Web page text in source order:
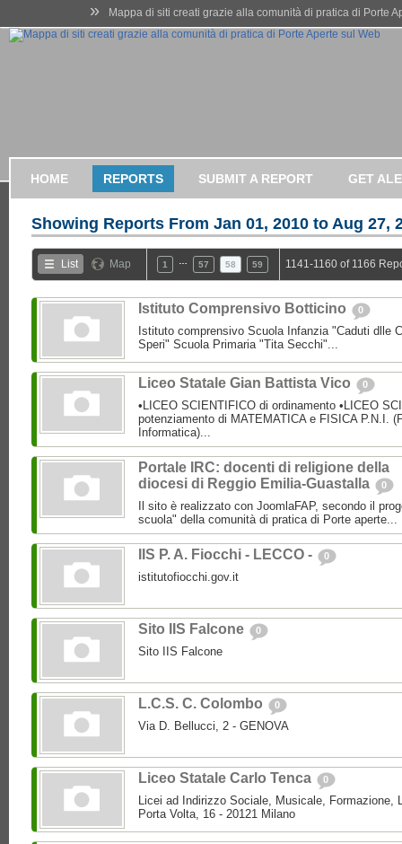
» Mappa di siti creati grazie alla comunità di pratica di Porte
HOME REPORTS SUBMIT A REPORT GET
Showing Reports From Jan 01, 2010 to Aug 27,
List Map 1 57 58 59 1141-1160 of 1166
Istituto Comprensivo Botticino 0
Istituto comprensivo Scuola Infanzia "Caduti dlle
Speri" Scuola Primaria "Tita Secchi"...
Liceo Statale Gian Battista Vico 0
•LICEO SCIENTIFICO di ordinamento •LICEO
potenziamento di MATEMATICA e FISICA P.N.I.
Informatica)...
Portale IRC: docenti di religione della
diocesi di Reggio Emilia-Guastalla
0
Il sito è realizzato con JoomlaFAP, secondo il
scuola" della comunità di pratica di Porte aperte...
IIS P. A. Fiocchi - LECCO - 0
istitutofiocchi.gov.it
Sito IIS Falcone 0
Sito IIS Falcone
L.C.S. C. Colombo 0
Via D. Bellucci, 2 - GENOVA
Liceo Statale Carlo Tenca 0
Licei ad Indirizzo Sociale, Musicale, Formazione,
Porta Volta, 16 - 20121 Milano